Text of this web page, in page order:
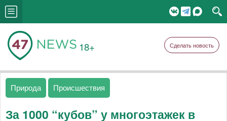
18+ Сделать новость
Природа Происшествия
За 1000 “кубов” у многоэтажек в